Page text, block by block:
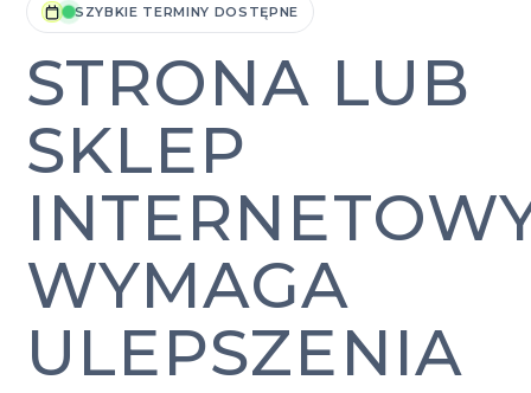
SZYBKIE TERMINY DOSTĘPNE
STRONA LUB
SKLEP
WYMAGA
ULEPSZENIA